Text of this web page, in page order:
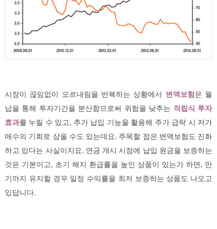
시장이 끊임없이 오르내림을 반복하는 상황에서 변액보험은 월
납을 통해 투자기간을 분산함으로써 위험을 낮추는 적립식 투자
효과를 누릴 수 있고, 추가 납입 기능을 활용해 주가 급락 시 저가
매수의 기회로 삼을 수도 있는데요. 주목할 점은 변액보험도 진화
하고 있다는 사실이지요. 연금 개시 시점에 납입 원금을 보증하는
것은 기본이고, 초기 해지 환급률을 높인 상품이 있는가 하면, 만
기까지 유지할 경우 일정 수익률을 최저 보증하는 상품도 나오고
있답니다.